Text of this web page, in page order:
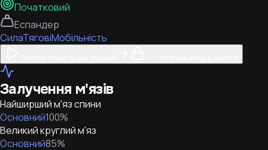
Початковий
Еспандер
СилаТяговіМобільність
Залучення м'язів
Найширший м'яз спини
Основний100%
Великий круглий м'яз
Основний85%